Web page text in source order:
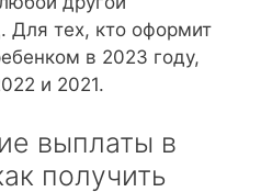
Для тех, кто оформит
в 2023 году,
и 2021.
выплаты в
получить